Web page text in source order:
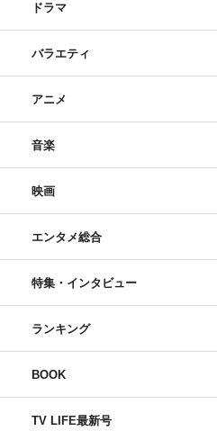
ドラマ
バラエティ
アニメ
音楽
映画
エンタメ総合
特集・インタビュー
ランキング
BOOK
TV LIFE最新号